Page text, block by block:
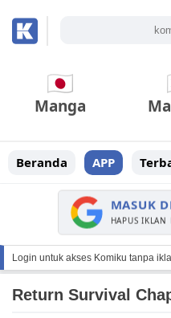
Manga
Beranda APP
MASUK
HAPUS
Login untuk akses Komiku tanpa
Return Survival